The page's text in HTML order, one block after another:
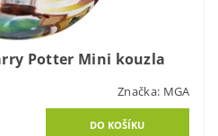
Potter Mini kouzla
Značka: MGA